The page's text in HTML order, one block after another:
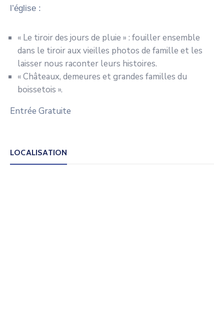
l’église :
« Le tiroir des jours de pluie » : fouiller ensemble
dans le tiroir aux vieilles photos de famille et les
laisser nous raconter leurs histoires.
« Châteaux, demeures et grandes familles du
boissetois ».
Entrée Gratuite
LOCALISATION